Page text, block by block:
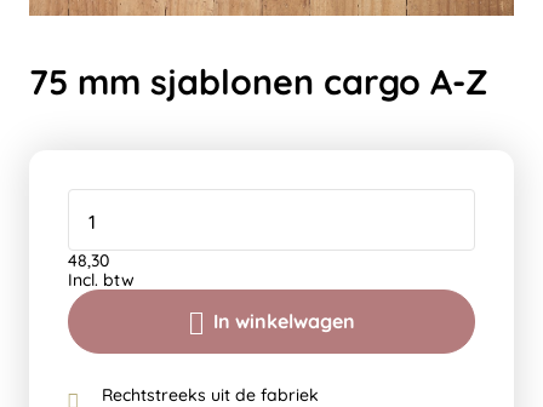
75 mm sjablonen cargo A-Z
In winkelwagen
48,30
Incl. btw
Rechtstreeks uit de fabriek